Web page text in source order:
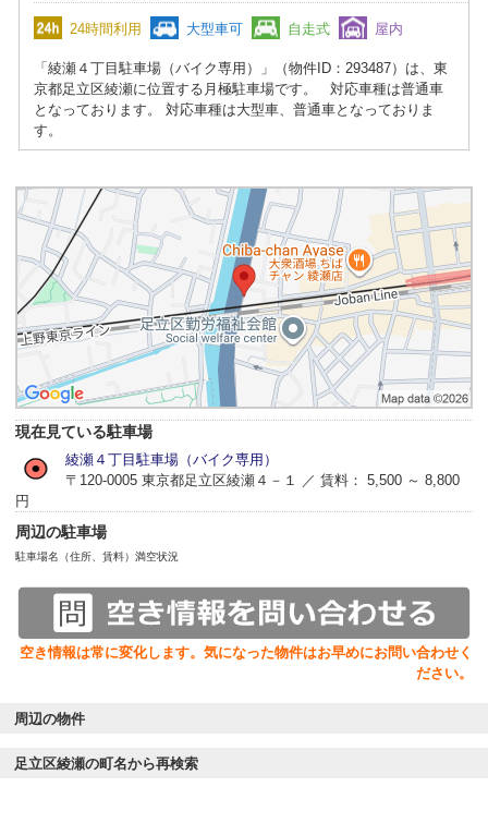
24時間利用 大型車可 自走式 屋内
「綾瀬４丁目駐車場（バイク専用）」（物件ID：293487）は、東
京都足立区綾瀬に位置する月極駐車場です。 対応車種は普通車
となっております。 対応車種は大型車、普通車となっておりま
す。
現在見ている駐車場
綾瀬４丁目駐車場（バイク専用）
〒120-0005 東京都足立区綾瀬４－１ ／ 賃料： 5,500 ～ 8,800
円
周辺の駐車場
駐車場名（住所、賃料） 満空状況
空き情報は常に変化します。気になった物件はお早めにお問い合わせく
ださい。
周辺の物件
足立区綾瀬の町名から再検索